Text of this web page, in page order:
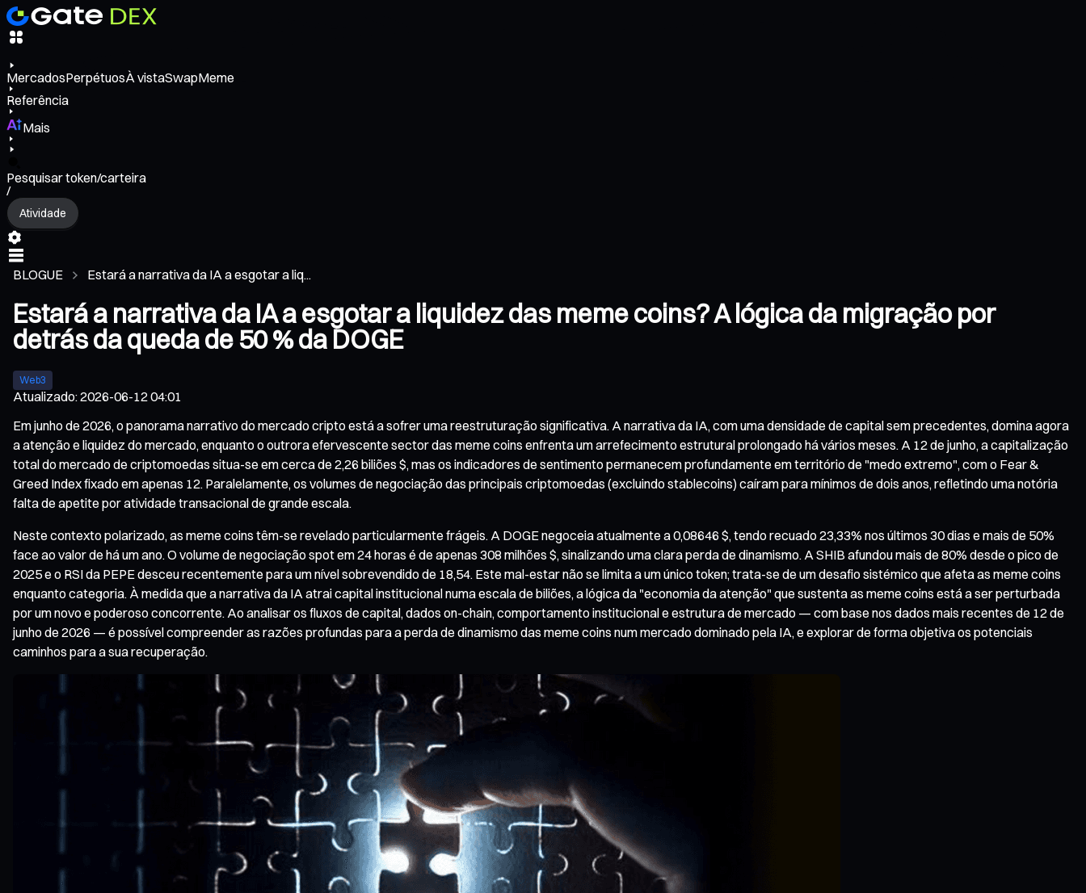
MercadosPerpétuosÀ vistaSwapMeme
Referência
Mais
Pesquisar token/carteira
/
Atividade
BLOGUE Estará a narrativa da IA a esgotar a liq...
Estará a narrativa da IA a esgotar a liquidez das meme coins? A lógica da migração por
detrás da queda de 50 % da DOGE
Web3
Atualizado:2026-06-12 04:01
Em junho de 2026, o panorama narrativo do mercado cripto está a sofrer uma reestruturação significativa. A narrativa da IA, com uma densidade de capital sem precedentes, domina agora
a atenção e liquidez do mercado, enquanto o outrora efervescente sector das meme coins enfrenta um arrefecimento estrutural prolongado há vários meses. A 12 de junho, a capitalização
total do mercado de criptomoedas situa-se em cerca de 2,26 biliões $, mas os indicadores de sentimento permanecem profundamente em território de "medo extremo", com o Fear &
Greed Index fixado em apenas 12. Paralelamente, os volumes de negociação das principais criptomoedas (excluindo stablecoins) caíram para mínimos de dois anos, refletindo uma notória
falta de apetite por atividade transacional de grande escala.
Neste contexto polarizado, as meme coins têm-se revelado particularmente frágeis. A DOGE negoceia atualmente a 0,08646 $, tendo recuado 23,33% nos últimos 30 dias e mais de 50%
face ao valor de há um ano. O volume de negociação spot em 24 horas é de apenas 308 milhões $, sinalizando uma clara perda de dinamismo. A SHIB afundou mais de 80% desde o pico de
2025 e o RSI da PEPE desceu recentemente para um nível sobrevendido de 18,54. Este mal-estar não se limita a um único token; trata-se de um desafio sistémico que afeta as meme coins
enquanto categoria. À medida que a narrativa da IA atrai capital institucional numa escala de biliões, a lógica da "economia da atenção" que sustenta as meme coins está a ser perturbada
por um novo e poderoso concorrente. Ao analisar os fluxos de capital, dados on-chain, comportamento institucional e estrutura de mercado — com base nos dados mais recentes de 12 de
junho de 2026 — é possível compreender as razões profundas para a perda de dinamismo das meme coins num mercado dominado pela IA, e explorar de forma objetiva os potenciais
caminhos para a sua recuperação.